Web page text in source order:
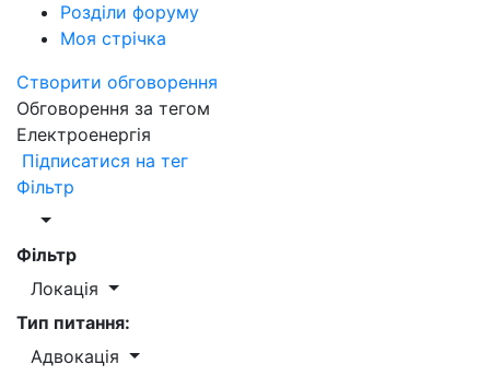
Розділи форуму
Моя стрічка
Створити обговорення
Обговорення за тегом
Електроенергія
Підписатися на тег
Фільтр
Фільтр
Локація
Тип питання:
Адвокація